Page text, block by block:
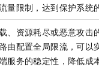
限制，达到保护系统
、资源耗尽或恶意攻击
由配置全局限流，可以
服务的稳定性，降低成